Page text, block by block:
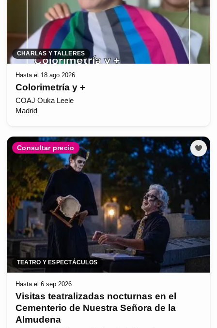
CHARLAS Y TALLERES
Hasta el 18 ago 2026
Colorimetría y +
COAJ Ouka Leele
Madrid
Consultar precio
TEATRO Y ESPECTÁCULOS
Hasta el 6 sep 2026
Visitas teatralizadas nocturnas en el
Cementerio de Nuestra Señora de la
Almudena